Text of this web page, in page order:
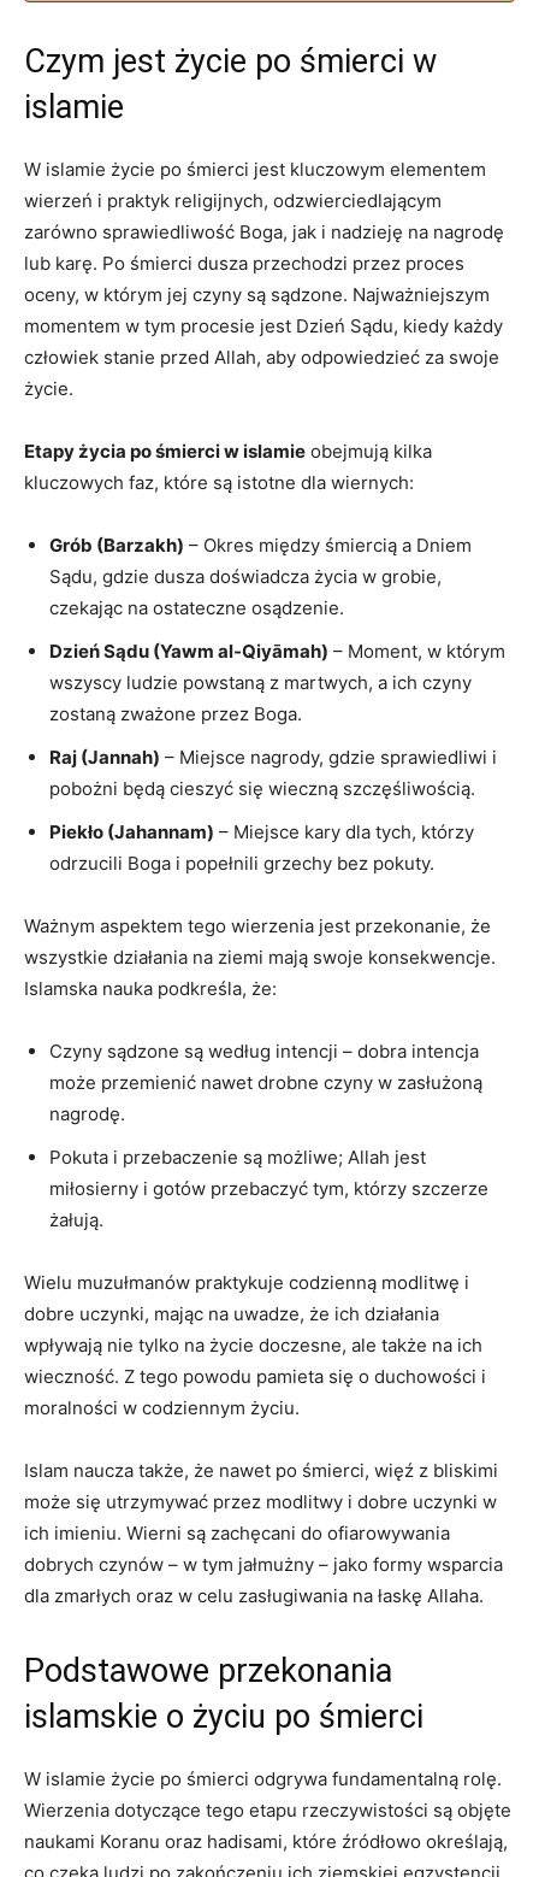
Czym jest życie ⁤po śmierci w
islamie
W islamie życie po śmierci jest kluczowym elementem
wierzeń i praktyk religijnych, odzwierciedlającym
zarówno sprawiedliwość Boga, jak i nadzieję na nagrodę
lub⁣ karę. Po śmierci dusza ‍przechodzi przez proces
oceny, w którym ‍jej czyny‍ są sądzone. Najważniejszym
momentem w tym procesie jest Dzień Sądu, kiedy każdy
człowiek ⁣stanie przed Allah, aby odpowiedzieć za swoje
życie.
Etapy życia ​po śmierci w ⁤islamie obejmują kilka
kluczowych​ faz, które​ są istotne dla wiernych:
Grób (Barzakh) – Okres między śmiercią a Dniem
⁣Sądu, gdzie dusza ⁣doświadcza życia w ⁢grobie,
czekając na ostateczne osądzenie.
Dzień ​Sądu (Yawm al-Qiyāmah) – Moment, w którym
wszyscy ludzie powstaną z martwych,‌ a⁢ ich‍ czyny
zostaną zważone przez Boga.
Raj (Jannah) – Miejsce nagrody, gdzie sprawiedliwi i
pobożni będą ‌cieszyć się wieczną szczęśliwością.
Piekło (Jahannam) – Miejsce kary dla tych, którzy
odrzucili Boga i popełnili⁤ grzechy bez pokuty.
Ważnym⁤ aspektem⁢ tego wierzenia jest przekonanie, że
⁢wszystkie działania na ​ziemi ‍mają swoje konsekwencje.
Islamska nauka podkreśla, że:
Czyny sądzone⁣ są według intencji – dobra intencja
może przemienić nawet drobne czyny w zasłużoną
nagrodę.
Pokuta i przebaczenie są⁤ możliwe; Allah jest
miłosierny ⁣i gotów przebaczyć tym, którzy szczerze
żałują.
Wielu muzułmanów praktykuje codzienną ⁢modlitwę i
dobre uczynki, mając na uwadze, że ich działania ​
wpływają nie tylko na życie doczesne, ale także na ich
wieczność. Z tego powodu pamieta ‌się o duchowości i
moralności w codziennym życiu.
Islam​ naucza także, że nawet po śmierci, więź z bliskimi
może się utrzymywać przez modlitwy i dobre uczynki w
ich imieniu. Wierni są zachęcani do ofiarowywania
dobrych czynów – w tym jałmużny – jako formy wsparcia
dla zmarłych oraz w celu zasługiwania na łaskę Allaha.
Podstawowe przekonania
islamskie⁢ o życiu po śmierci
W islamie życie po śmierci odgrywa fundamentalną rolę.
Wierzenia dotyczące tego etapu rzeczywistości ⁣są objęte
naukami Koranu oraz⁢ hadisami, które źródłowo określają,